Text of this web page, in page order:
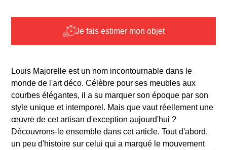
Je fais estimer mon objet
Louis Majorelle est un nom incontournable dans le
monde de l'art déco. Célèbre pour ses meubles aux
courbes élégantes, il a su marquer son époque par son
style unique et intemporel. Mais que vaut réellement une
œuvre de cet artisan d'exception aujourd'hui ?
Découvrons-le ensemble dans cet article. Tout d'abord,
un peu d'histoire sur celui qui a marqué le mouvement